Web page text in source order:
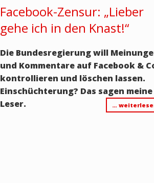
Facebook-Zensur: „Lieber
gehe ich in den Knast!“
Die Bundesregierung will
und Kommentare auf Facebook &
kontrollieren und löschen lassen.
Einschüchterung? Das sagen meine
Leser.
…